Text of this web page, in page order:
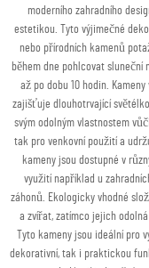
moderního zahradního
estetikou. Tyto výjimečné
nebo přírodních kamenů
během dne pohlcovat sluneční
až po dobu 10 hodin.
zajišťuje dlouhotrvající
svým odolným vlastnostem
tak pro venkovní použití a
kameny jsou dostupné v
využití například u
záhonů. Ekologicky vhodné
a zvířat, zatímco jejich
Tyto kameny jsou ideální
dekorativní, tak i praktickou